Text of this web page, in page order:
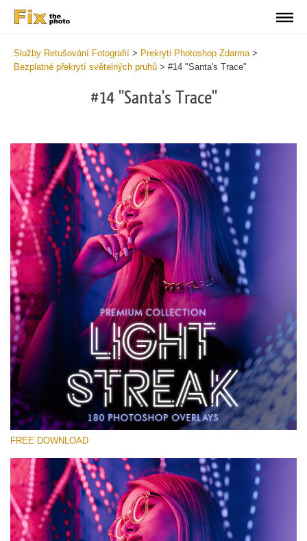
Služby Retušování Fotografií > Prekryti Photoshop Zdarma>
Bezplatné překrytí světelných pruhů > #14 "Santa's Trace"
#14 "Santa's Trace"
Prosím vyberte
Free Photoshop Overlay #14
Small 800*533px
Light Streak
(180 Overlays)
Light Sparkling
(740 Overlays)
Large 6000*4000px
FREE DOWNLOAD